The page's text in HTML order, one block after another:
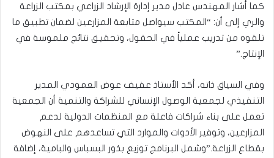
كما أشار المهندس عادل مدير إدارة الإرشاد الزراعي بمكتب الزراعة
والري إلى أن: “المكتب سيواصل متابعة المزارعين لضمان تطبيق ما
تلقوه من تدريب عملياً في الحقول، وتحقيق نتائج ملموسة في
الإنتاج.”
وفي السياق ذاته، أكد الأستاذ عفيف عوض العمودي المدير
التنفيذي لجمعية الوصول الإنساني للشراكة والتنمية أن الجمعية
تعمل على بناء شراكات فاعلة مع المنظمات الدولية لدعم
المزارعين، وتوفير الأدوات والموارد التي تساعدهم على النهوض
بقطاع الزراعة.”وشمل البرنامج توزيع بذور البسباس والبامية، إضافة